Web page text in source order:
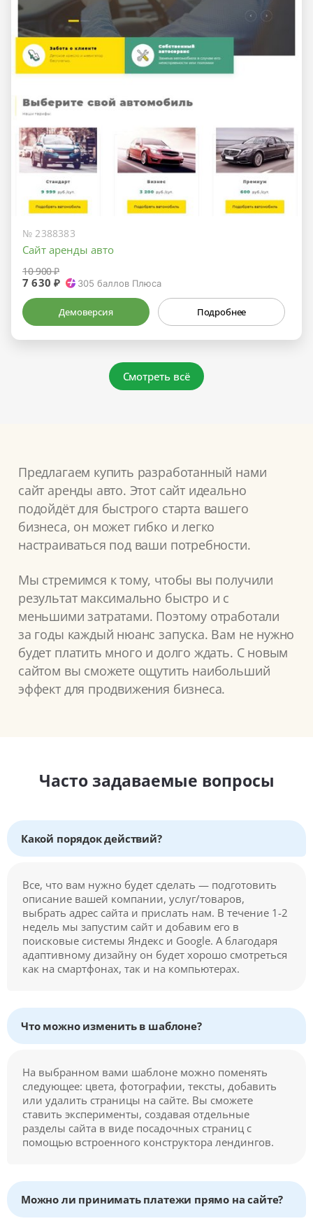
№ 2388383
Сайт аренды авто
10 900 ₽
7 630 ₽ 305 баллов Плюса
Демоверсия Подробнее
Смотреть всё
Предлагаем купить разработанный нами
сайт аренды авто. Этот сайт идеально
подойдёт для быстрого старта вашего
бизнеса, он может гибко и легко
настраиваться под ваши потребности.
Мы стремимся к тому, чтобы вы получили
результат максимально быстро и с
меньшими затратами. Поэтому отработали
за годы каждый нюанс запуска. Вам не нужно
будет платить много и долго ждать. С новым
сайтом вы сможете ощутить наибольший
эффект для продвижения бизнеса.
Часто задаваемые вопросы
Какой порядок действий?
Все, что вам нужно будет сделать — подготовить
описание вашей компании, услуг/товаров,
выбрать адрес сайта и прислать нам. В течение 1-2
недель мы запустим сайт и добавим его в
поисковые системы Яндекс и Google. А благодаря
адаптивному дизайну он будет хорошо смотреться
как на смартфонах, так и на компьютерах.
Что можно изменить в шаблоне?
На выбранном вами шаблоне можно поменять
следующее: цвета, фотографии, тексты, добавить
или удалить страницы на сайте. Вы сможете
ставить эксперименты, создавая отдельные
разделы сайта в виде посадочных страниц с
помощью встроенного конструктора лендингов.
Можно ли принимать платежи прямо на сайте?